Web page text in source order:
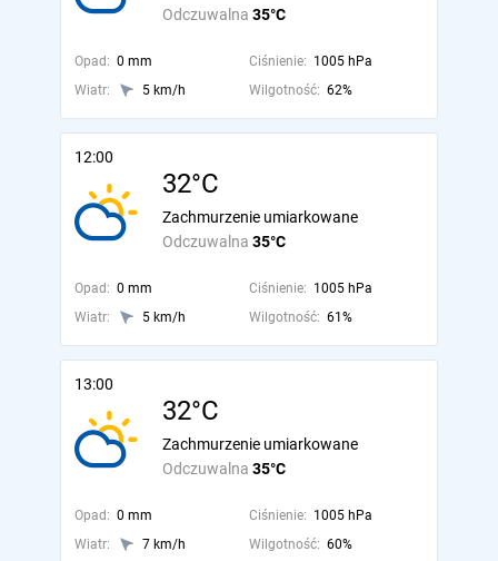
Odczuwalna 35°C
Opad: 0 mm Ciśnienie: 1005 hPa
Wiatr:
5 km/h Wilgotność: 62%
12:00
32°C
Odczuwalna 35°C
Zachmurzenie umiarkowane
Opad: 0 mm Ciśnienie: 1005 hPa
Wiatr:
5 km/h Wilgotność: 61%
13:00
32°C
Odczuwalna 35°C
Zachmurzenie umiarkowane
Opad: 0 mm Ciśnienie: 1005 hPa
Wiatr:
7 km/h Wilgotność: 60%